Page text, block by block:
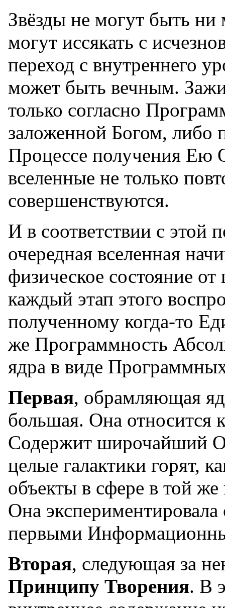
Звёзды не могут быть
могут иссякать с
переход с внутреннего
может быть вечным.
только согласно
заложенной Богом, либо
Процессе получения Ею
вселенные не только
совершенствуются.
И в соответствии с этой
очередная вселенная
физическое состояние
каждый этап этого
полученному когда-то
же Программность
ядра в виде
Первая, обрамляющая
большая. Она относится
Содержит широчайший
целые галактики горят,
объекты в сфере в той же
Она
первыми
Вторая, следующая за
Принципу Творения. В